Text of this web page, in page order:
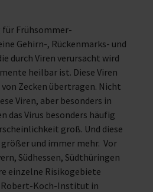
für Frühsommer-
Gehirn-, Rückenmarks- und
durch Viren verursacht wird
heilbar ist. Diese Viren
Zecken übertragen. Nicht
Viren, aber besonders in
das Virus besonders häufig
groß. Und diese
und immer mehr. Vor
Südhessen, Südthüringen
einzelne Risikogebiete
Robert-Koch-Institut in